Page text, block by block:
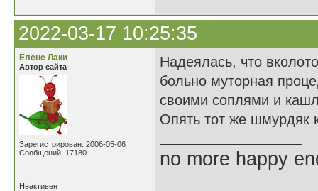
2022-03-17 10:25:35
Елене Лаки
Автор сайта
Зарегистрирован: 2006-05-06
Сообщений: 17180
Надеялась, что
больно муторная
своими соплями и
Опять тот же шмурдяк
no more happy
Неактивен